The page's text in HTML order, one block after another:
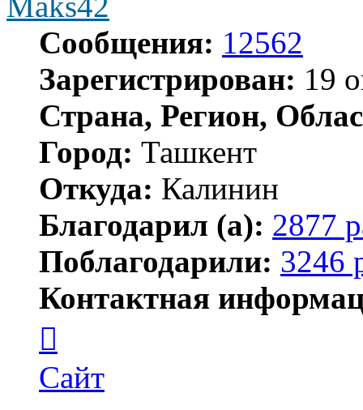
Сообщения: 12562
Зарегистрирован: 19
Страна, Регион,
Город: Ташкент
Откуда: Калинин
Благодарил (а): 2877
Поблагодарили: 3246
Контактная
пользователя
Maks42
Сайт